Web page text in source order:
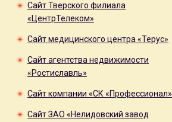
Сайт Тверского филиала
«ЦентрТелеком»
Сайт медицинского центра «Терус»
Сайт агентства недвижимости
«Ростиславль»
Сайт компании «СК «Профессионал»
Сайт ЗАО «Нелидовский завод